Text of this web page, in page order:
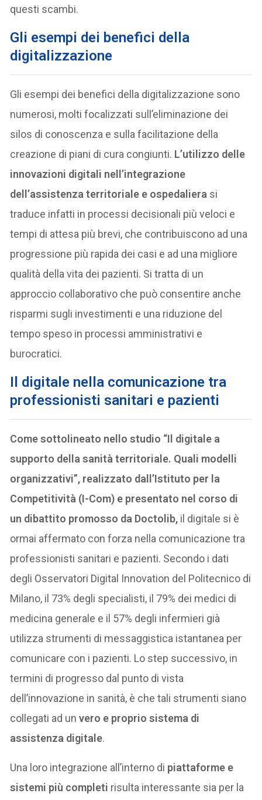
questi scambi.
Gli esempi dei benefici della
digitalizzazione
Gli esempi dei benefici della digitalizzazione sono
numerosi, molti focalizzati sull’eliminazione dei
silos di conoscenza e sulla facilitazione della
creazione di piani di cura congiunti. L’utilizzo delle
innovazioni digitali nell’integrazione
dell’assistenza territoriale e ospedaliera si
traduce infatti in processi decisionali più veloci e
tempi di attesa più brevi, che contribuiscono ad una
progressione più rapida dei casi e ad una migliore
qualità della vita dei pazienti. Si tratta di un
approccio collaborativo che può consentire anche
risparmi sugli investimenti e una riduzione del
tempo speso in processi amministrativi e
burocratici.
Il digitale nella comunicazione tra
professionisti sanitari e pazienti
Come sottolineato nello studio “Il digitale a
supporto della sanità territoriale. Quali modelli
organizzativi”, realizzato dall’Istituto per la
Competitività (I-Com) e presentato nel corso di
un dibattito promosso da Doctolib, il digitale si è
ormai affermato con forza nella comunicazione tra
professionisti sanitari e pazienti. Secondo i dati
degli Osservatori Digital Innovation del Politecnico di
Milano, il 73% degli specialisti, il 79% dei medici di
medicina generale e il 57% degli infermieri già
utilizza strumenti di messaggistica istantanea per
comunicare con i pazienti. Lo step successivo, in
termini di progresso dal punto di vista
dell’innovazione in sanità, è che tali strumenti siano
collegati ad un vero e proprio sistema di
assistenza digitale.
Una loro integrazione all’interno di piattaforme e
sistemi più completi risulta interessante sia per la